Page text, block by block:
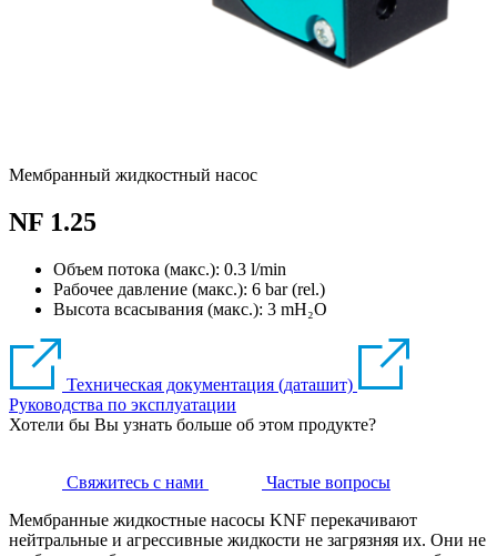
Мембранный жидкостный насос
NF 1.25
Объем потока (макс.): 0.3 l/min
Рабочее давление (макс.): 6 bar (rel.)
Высота всасывания (макс.): 3 mH₂O
Техническая документация (даташит)
Руководства по эксплуатации
Хотели бы Вы узнать больше об этом продукте?
Свяжитесь с нами
Частые вопросы
Мембранные жидкостные насосы KNF перекачивают
нейтральные и агрессивные жидкости не загрязняя их. Они не